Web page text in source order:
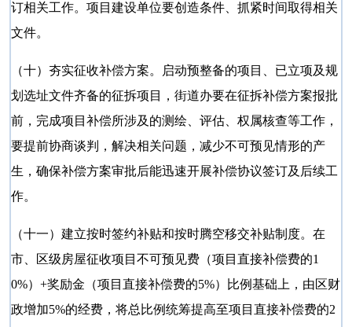
订相关工作。项目建设单位要创造条件、抓紧时间取得相关
文件。
（十）夯实征收补偿方案。启动预整备的项目、已立项及规
划选址文件齐备的征拆项目，街道办要在征拆补偿方案报批
前，完成项目补偿所涉及的测绘、评估、权属核查等工作，
要提前协商谈判，解决相关问题，减少不可预见情形的产
生，确保补偿方案审批后能迅速开展补偿协议签订及后续工
作。
（十一）建立按时签约补贴和按时腾空移交补贴制度。在
市、区级房屋征收项目不可预见费（项目直接补偿费的1
0%）+奖励金（项目直接补偿费的5%）比例基础上，由区财
政增加5%的经费，将总比例统筹提高至项目直接补偿费的2